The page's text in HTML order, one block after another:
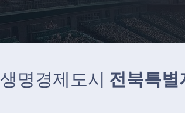
명경제도시 전북특별